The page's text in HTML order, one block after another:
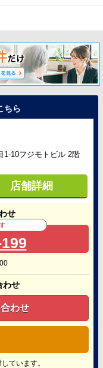
ちら
1-10フジモトビル 2階
店舗詳細
せ
わせ
わせ
ています。